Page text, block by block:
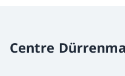
Centre